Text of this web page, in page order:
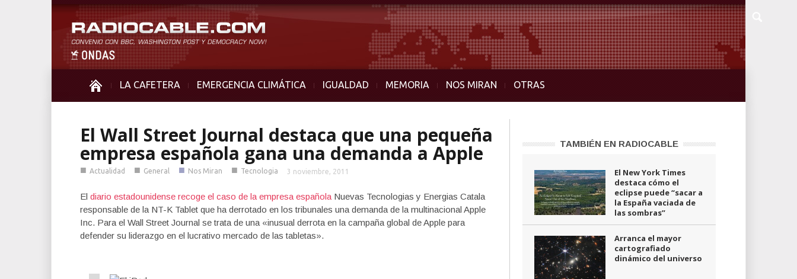
LA CAFETERA EMERGENCIA CLIMÁTICA IGUALDAD MEMORIA NOS MIRAN OTRAS
El Wall Street Journal destaca que una pequeña
empresa española gana una demanda a Apple
■ Actualidad ■ General ■ Nos Miran ■ Tecnologia 3 noviembre, 2011
El diario estadounidense recoge el caso de la empresa española Nuevas Tecnologias y Energias Catala
responsable de la NT-K Tablet que ha derrotado en los tribunales una demanda de la multinacional Apple
Inc. Para el Wall Street Journal se trata de una «inusual derrota en la campaña global de Apple para
defender su liderazgo en el lucrativo mercado de las tabletas».
TAMBIÉN EN RADIOCABLE
El New York Times
destaca cómo el
eclipse puede “sacar a
la España vaciada de
las sombras”
Arranca el mayor
cartografiado
dinámico del universo